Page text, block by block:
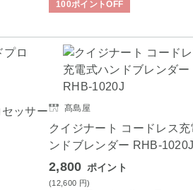
100ポイントOFF
ッサー
髙島屋
クイジナート コードレス充
ンドブレンダー RHB-1020J
2,800 ポイント
(12,600 円)